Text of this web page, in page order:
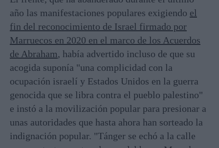
año las manifestaciones populares exigiendo el
fin del reconocimiento de Israel firmado por
Marruecos en 2020 en el marco de los Acuerdos
de Abraham, había advertido incluso de que su
acogida suponía "una complicidad con la
ocupación israelí y Estados Unidos en la guerra
genocida que se libra contra el pueblo palestino"
e instó a la movilización popular para presionar a
unas autoridades que hasta ahora han sorteado la
indignación popular. "Tánger se echó a la calle